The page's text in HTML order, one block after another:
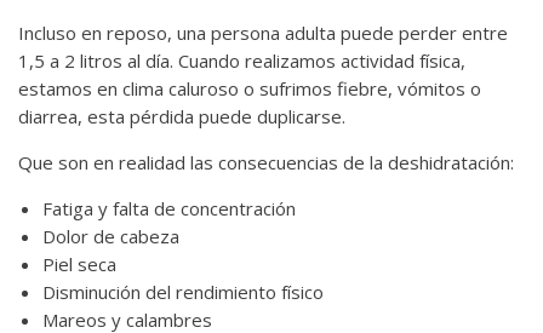
Incluso en reposo, una persona adulta puede perder entre
1,5 a 2 litros al día. Cuando realizamos actividad física,
estamos en clima caluroso o sufrimos fiebre, vómitos o
diarrea, esta pérdida puede duplicarse.
Que son en realidad las consecuencias de la deshidratación:
Fatiga y falta de concentración
Dolor de cabeza
Piel seca
Disminución del rendimiento físico
Mareos y calambres